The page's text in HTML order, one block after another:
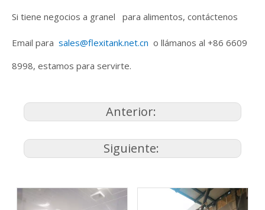
Si tiene negocios a granel para alimentos, contáctenos
Email para sales@flexitank.net.cn o llámanos al +86 6609
8998, estamos para servirte.
Anterior:
Siguiente: